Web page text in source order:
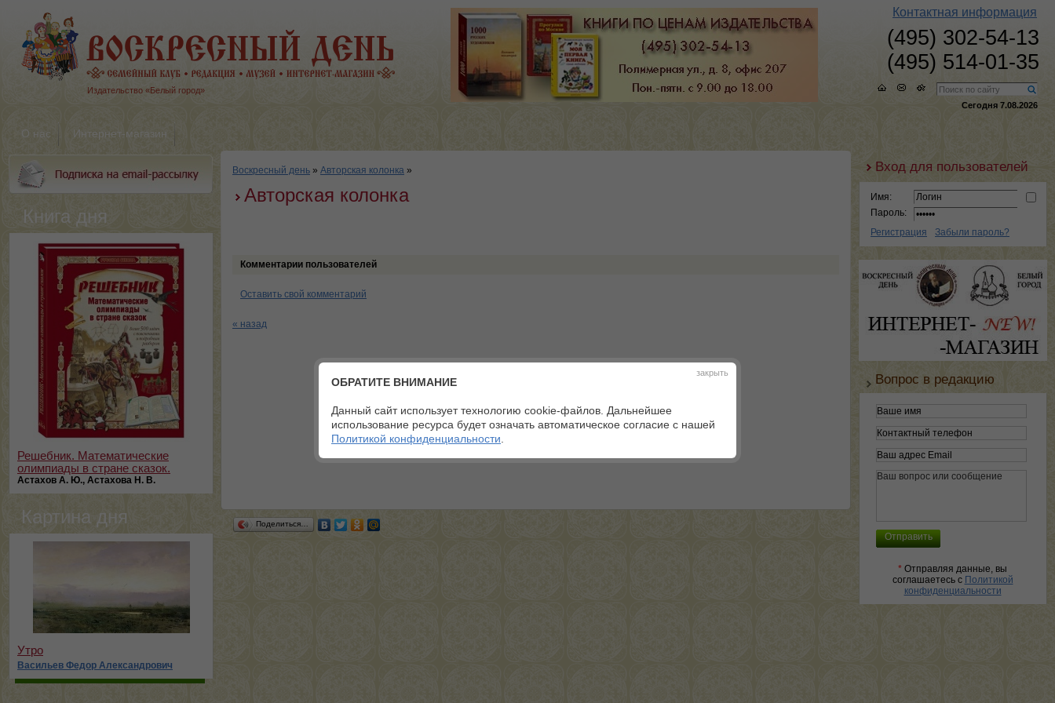
Издательство «Белый город»
Контактная информация
(495) 302-54-13
(495) 514-01-35
Сегодня 7.08.2026
О нас Интернет-магазин
Книга дня
Решебник. Математические
олимпиады в стране сказок.
Астахов А. Ю., Астахова Н. В.
Картина дня
Утро
Васильев Федор Александрович
Воскресный день » Авторская колонка »
Авторская колонка
Комментарии пользователей
Оставить свой комментарий
« назад
Поделиться…
Вход для пользователей
Имя:
Пароль:
Регистрация
Забыли пароль?
Вопрос в редакцию
* Отправляя данные, вы
соглашаетесь с Политикой
конфиденциальности
закрыть
ОБРАТИТЕ ВНИМАНИЕ
Данный сайт использует технологию cookie-файлов. Дальнейшее
использование ресурса будет означать автоматическое согласие с нашей
Политикой конфиденциальности